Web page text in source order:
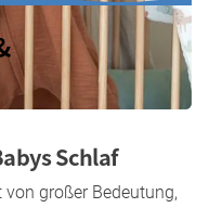
Schlaf
großer Bedeutung,